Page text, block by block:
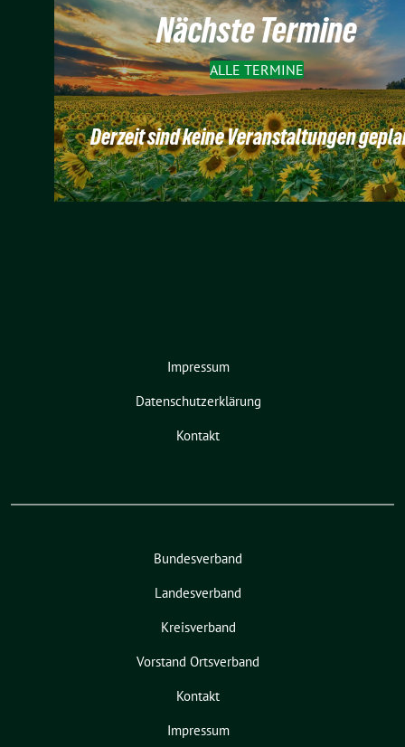
Nächste Termine
ALLE TERMINE
Derzeit sind keine Veranstaltungen
Impressum
Datenschutzerklärung
Kontakt
Bundesverband
Landesverband
Kreisverband
Vorstand Ortsverband
Kontakt
Impressum